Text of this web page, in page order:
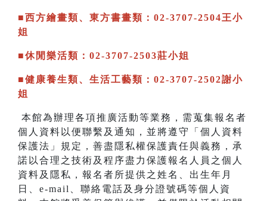
■西方繪畫類、東方書畫類：02-3707-2504王小
姐
■休閒樂活類：02-3707-2503莊小姐
■健康養生類、生活工藝類：02-3707-2502謝小
姐
本館為辦理各項推廣活動等業務，需蒐集報名者
個人資料以便聯繫及通知，並將遵守「個人資料
保護法」規定，善盡隱私權保護責任與義務，承
諾以合理之技術及程序盡力保護報名人員之個人
資料及隱私，報名者所提供之姓名、出生年月
日、e-mail、聯絡電話及身分證號碼等個人資